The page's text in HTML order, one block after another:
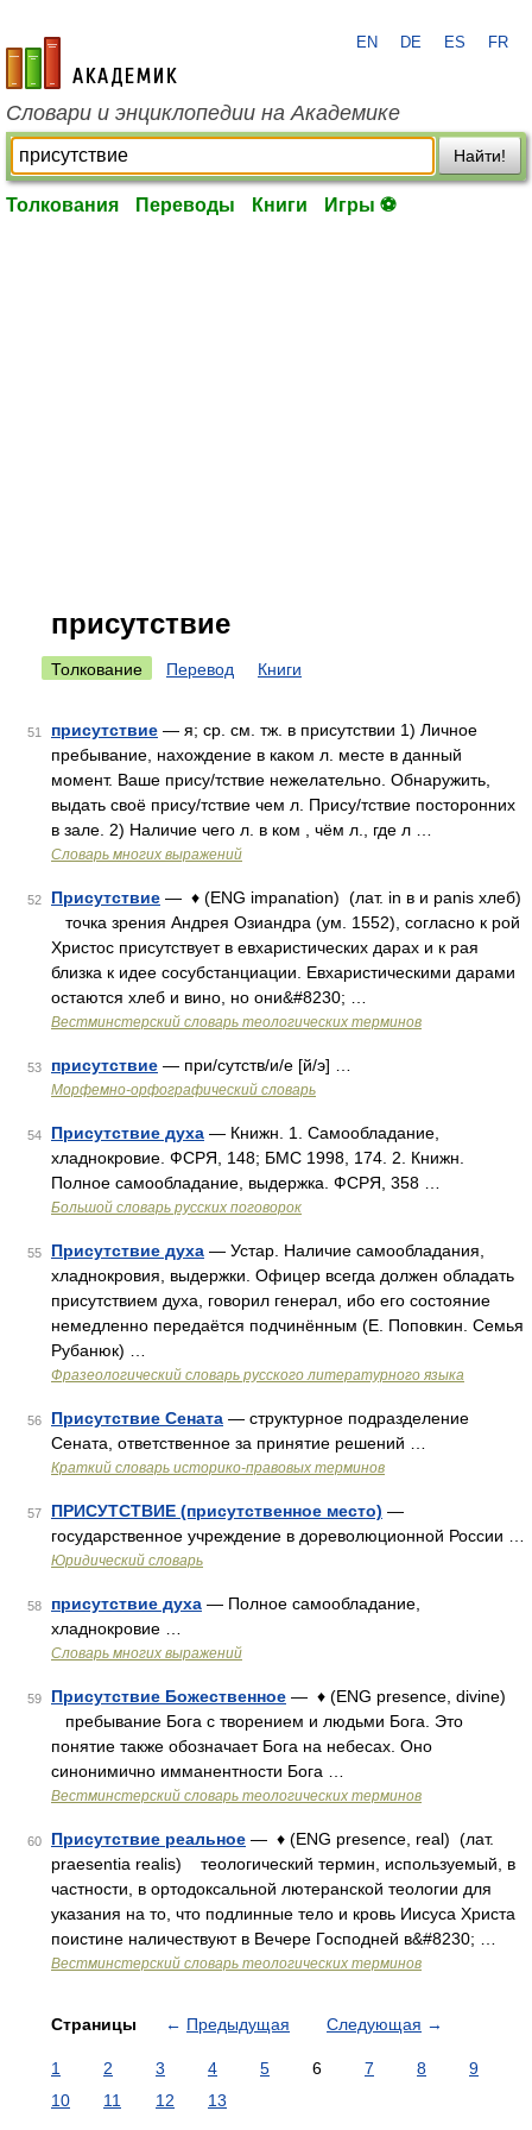
academic.ru
EN DE ES FR
Словари и энциклопедии на Академике
Найти!
Толкования Переводы Книги Игры ⚽
присутствие
Толкование Перевод Книги
51 присутствие — я; ср. см. тж. в присутствии 1) Личное
пребывание, нахождение в каком л. месте в данный
момент. Ваше прису/тствие нежелательно. Обнаружить,
выдать своё прису/тствие чем л. Прису/тствие посторонних
в зале. 2) Наличие чего л. в ком , чём л., где л …
Словарь многих выражений
52 Присутствие — ♦ (ENG impanation) (лат. in в и panis хлеб)
точка зрения Андрея Озиандра (ум. 1552), согласно к рой
Христос присутствует в евхаристических дарах и к рая
близка к идее сосубстанциации. Евхаристическими дарами
остаются хлеб и вино, но они&#8230; …
Вестминстерский словарь теологических терминов
53 присутствие — при/сутств/и/е [й/э] …
Морфемно-орфографический словарь
54 Присутствие духа — Книжн. 1. Самообладание,
хладнокровие. ФСРЯ, 148; БМС 1998, 174. 2. Книжн.
Полное самообладание, выдержка. ФСРЯ, 358 …
Большой словарь русских поговорок
55 Присутствие духа — Устар. Наличие самообладания,
хладнокровия, выдержки. Офицер всегда должен обладать
присутствием духа, говорил генерал, ибо его состояние
немедленно передаётся подчинённым (Е. Поповкин. Семья
Рубанюк) …
Фразеологический словарь русского литературного языка
56 Присутствие Сената — структурное подразделение
Сената, ответственное за принятие решений …
Краткий словарь историко-правовых терминов
57 ПРИСУТСТВИЕ (присутственное место) —
государственное учреждение в дореволюционной России …
Юридический словарь
58 присутствие духа — Полное самообладание,
хладнокровие …
Словарь многих выражений
59 Присутствие Божественное — ♦ (ENG presence, divine)
пребывание Бога с творением и людьми Бога. Это
понятие также обозначает Бога на небесах. Оно
синонимично имманентности Бога …
Вестминстерский словарь теологических терминов
60 Присутствие реальное — ♦ (ENG presence, real) (лат.
praesentia realis) теологический термин, используемый, в
частности, в ортодоксальной лютеранской теологии для
указания на то, что подлинные тело и кровь Иисуса Христа
поистине наличествуют в Вечере Господней в&#8230; …
Вестминстерский словарь теологических терминов
Страницы ← Предыдущая Следующая →
1 2 3 4 5 6 7 8
9
10
11 12 13